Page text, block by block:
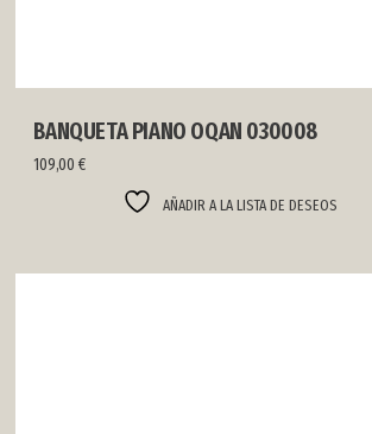
BANQUETA PIANO OQAN 030008
109,00 €
AÑADIR A LA LISTA DE DESEOS